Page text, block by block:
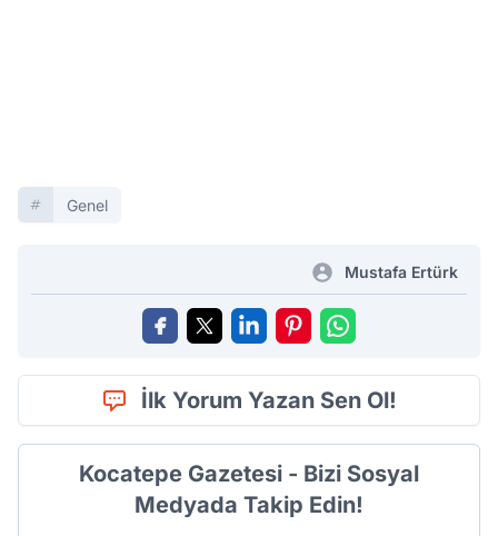
Genel
Mustafa Ertürk
İlk Yorum Yazan Sen Ol!
Kocatepe Gazetesi - Bizi Sosyal
Medyada Takip Edin!